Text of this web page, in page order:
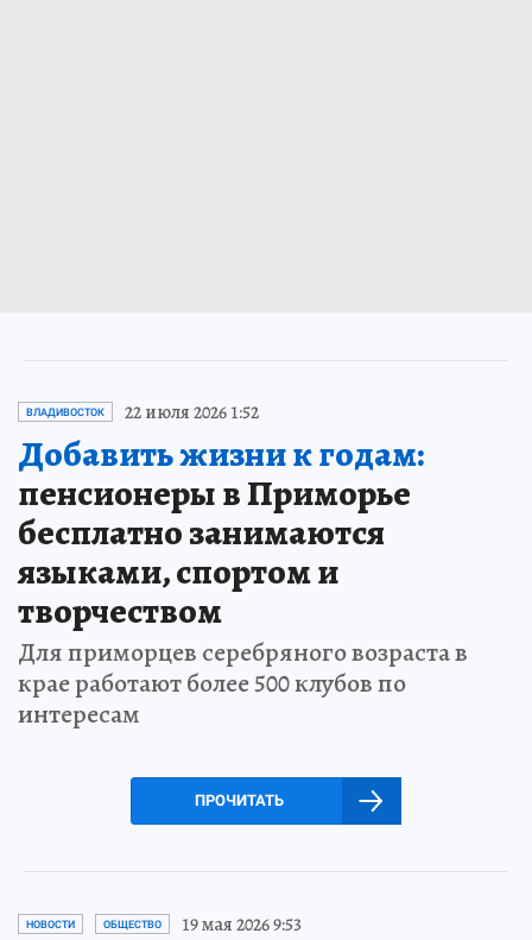
ВЛАДИВОСТОК 22 июля 2026 1:52
Добавить жизни к годам:
пенсионеры в Приморье
бесплатно занимаются
языками, спортом и
творчеством
Для приморцев серебряного возраста в
крае работают более 500 клубов по
интересам
ПРОЧИТАТЬ
НОВОСТИ ОБЩЕСТВО 19 мая 2026 9:53